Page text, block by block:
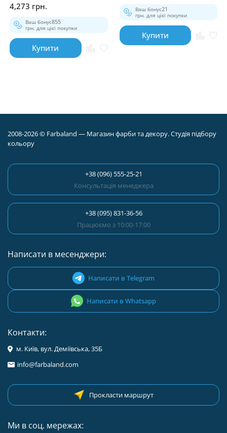
4,273 грн.
Ваш бонус855
грн. для цієї покупки
Купити
Ваш бонус21
грн. для цієї покупки
Купити
2008-2026 © Farbaland — Магазин фарби та декору. Студія підбору
кольору
+38 (096) 555-25-21
Консультація менеджера
+38 (095) 831-36-56
Працюємо з 10:00-17:00
Написати в месенджери:
Написати в Telegram
Написати в Whatsapp
Контакти:
м. Київ, вул. Деміївська, 35Б
info@farbaland.com
Прокласти маршрут
Ми в соц. мережах: